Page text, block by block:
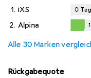
1. iXS 0
2. Alpina 1
Alle 30 Marken
Rückgabequote